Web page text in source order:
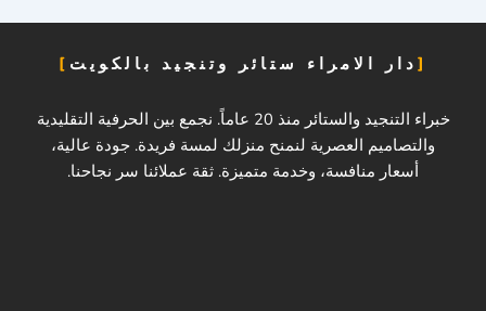
دار الامراء ستائر وتنجيد بالكويت
خبراء التنجيد والستائر منذ 20 عاماً. نجمع بين الحرفية التقليدية
والتصاميم العصرية لنمنح منزلك لمسة فريدة. جودة عالية،
أسعار منافسة، وخدمة متميزة. ثقة عملائنا سر نجاحنا.